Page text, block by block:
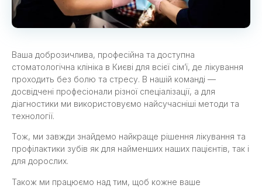
Ваша доброзичлива, професійна та доступна
стоматологічна клініка в Києві для всієї сім’ї, де лікування
проходить без болю та стресу. В нашій команді —
досвідчені професіонали різної спеціалізації, а для
діагностики ми використовуємо найсучасніші методи та
технології.
Тож, ми завжди знайдемо найкраще рішення лікування та
профілактики зубів як для найменших наших пацієнтів, так і
для дорослих.
Також ми працюємо над тим, щоб кожне ваше